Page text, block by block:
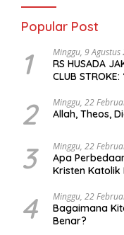
Popular Post
1 Minggu, 9
RS HUSADA
CLUB STROKE:
2 Minggu, 22
Allah, Theos,
3 Minggu, 22
Apa
Kristen
4 Minggu, 22
Bagaimana
Benar?